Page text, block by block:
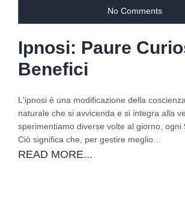
No Comments
Ipnosi: Paure
Benefici
L'ipnosi è una modificazione della
naturale che si avvicenda e si integra alla
sperimentiamo diverse volte al giorno, ogni
Ciò significa che, per gestire meglio…
READ MORE...